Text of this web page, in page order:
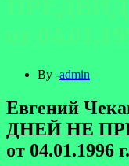
By -admin
Евгений
ДНЕЙ НЕ
от 04.01.1996 г.